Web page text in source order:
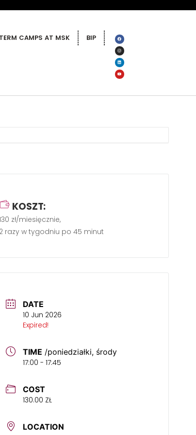
CAMPS AT MSK BIP
DATE
10 Jun 2026
Expired!
TIME /poniedziałki, środy
17:00 - 17:45
COST
130.00 ZŁ
LOCATION
KOSZT:
zł/miesięcznie,
2 razy w tygodniu po 45 minut